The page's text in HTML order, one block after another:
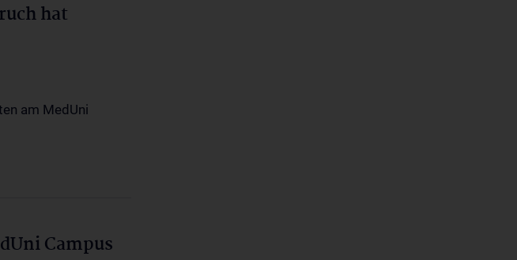
hat
am MedUni
Campus